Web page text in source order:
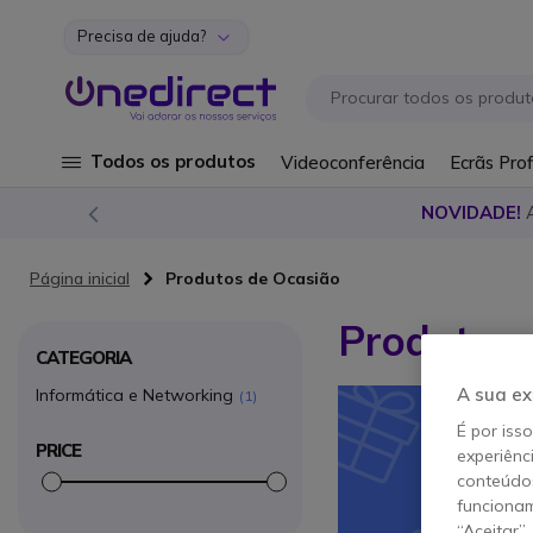
Ir para o Conteúdo
Precisa de ajuda?
Todos os produtos Videoconferência Ecrãs
NOVIDADE!
Página inicial Produtos de Ocasião
Produtos
CATEGORIA
Informática e Networking 1
PRICE
A sua
É por